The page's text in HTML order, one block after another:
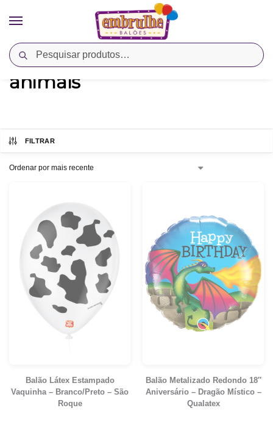
Pesquisar
Início Produtos marcados com a tag “animais”
animais
FILTRAR
Balão Látex Estampado
Vaquinha – Branco/Preto – São
Roque
Balão Metalizado Redondo 18″
Aniversário – Dragão Místico –
Qualatex